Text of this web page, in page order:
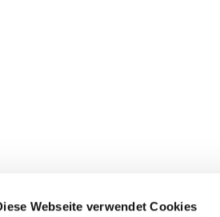
Webseite verwendet Cookies